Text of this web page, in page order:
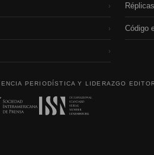
›
›
›
Réplicas
Código
PERIODÍSTICA Y LIDERAZGO